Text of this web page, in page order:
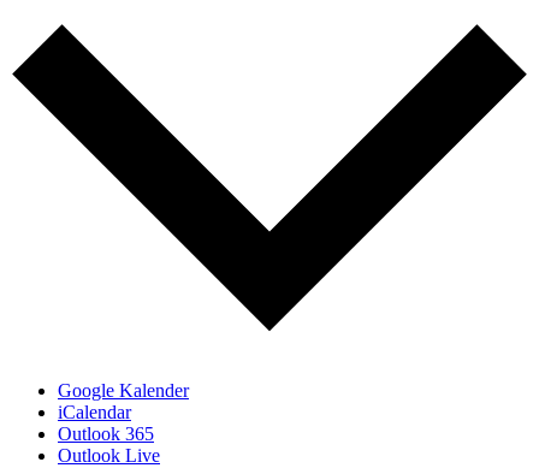
Google Kalender
iCalendar
Outlook 365
Outlook Live